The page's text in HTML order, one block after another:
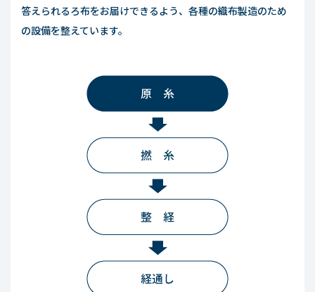
答えられるろ布をお届けできるよう、各種の織布製造のため
の設備を整えています。